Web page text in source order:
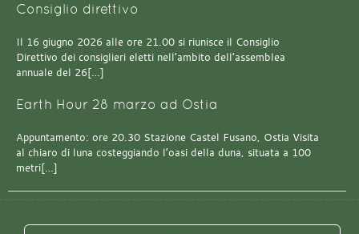
Consiglio direttivo
Il 16 giugno 2026 alle ore 21.00 si riunisce il Consiglio
Direttivo dei consiglieri eletti nell’ambito dell’assemblea
annuale del 26[…]
Earth Hour 28 marzo ad Ostia
Appuntamento: ore 20.30 Stazione Castel Fusano, Ostia Visita
al chiaro di luna costeggiando l’oasi della duna, situata a 100
metri[…]